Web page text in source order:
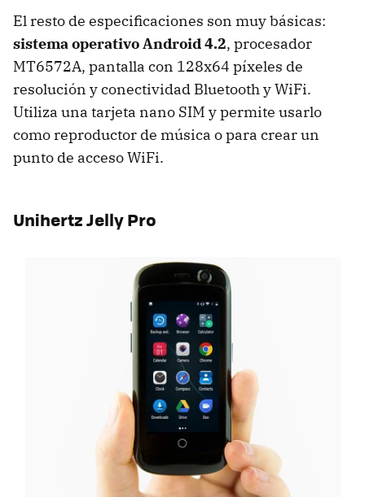
El resto de especificaciones son muy básicas:
sistema operativo Android 4.2, procesador
MT6572A, pantalla con 128x64 píxeles de
resolución y conectividad Bluetooth y WiFi.
Utiliza una tarjeta nano SIM y permite usarlo
como reproductor de música o para crear un
punto de acceso WiFi.
Unihertz Jelly Pro